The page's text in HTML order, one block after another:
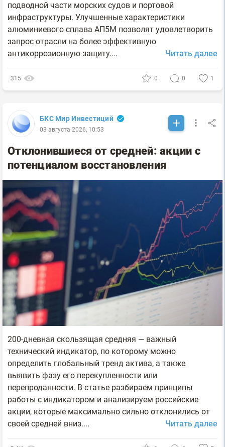
подводной части морских судов и портовой
инфраструктуры. Улучшенные характеристики
алюминиевого сплава АП5М позволят удовлетворить
запрос отрасли на более эффективную
антикоррозионную защиту....
Читать далее
315 0 0 1
БКС Мир Инвестиций
03 августа 2026, 10:53
Отклонившиеся от средней: акции с
потенциалом восстановления
200-дневная скользящая средняя — важный
технический индикатор, по которому можно
определить глобальный тренд актива, а также
выявить фазу его перекупленности или
перепроданности. В статье разбираем принципы
работы с индикатором и анализируем российские
акции, которые максимально сильно отклонились от
своей средней вниз....
Читать далее